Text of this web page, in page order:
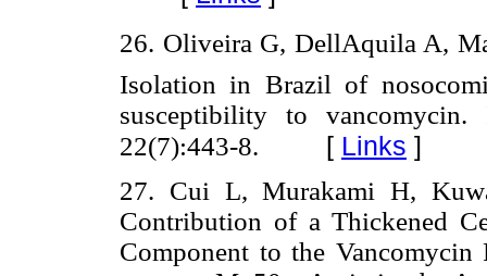
26. Oliveira G, DellAquila A,
Isolation in Brazil of
susceptibility to
22(7):443-8.
[ Links ]
27. Cui L, Murakami H,
Contribution of a Thickened
Component to the Vancomycin